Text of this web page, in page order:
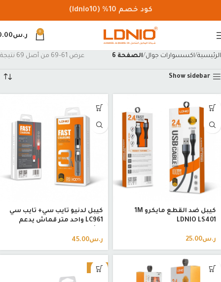
كود خصم 10% (ldnio10)
0 ر.س
الرئيسية اكسسوارات جوال الصفحة 6 عرض 61–69 من أصل 69 نتيجة
Show sidebar
كيبل ضد القطع مايكرو 1M
LDNIO LS401
ر.س25.00
كيبل لدنيو تايب سي+ تايب سي
LC961 واحد متر قماش يدعم
ر.س45.00
-19%